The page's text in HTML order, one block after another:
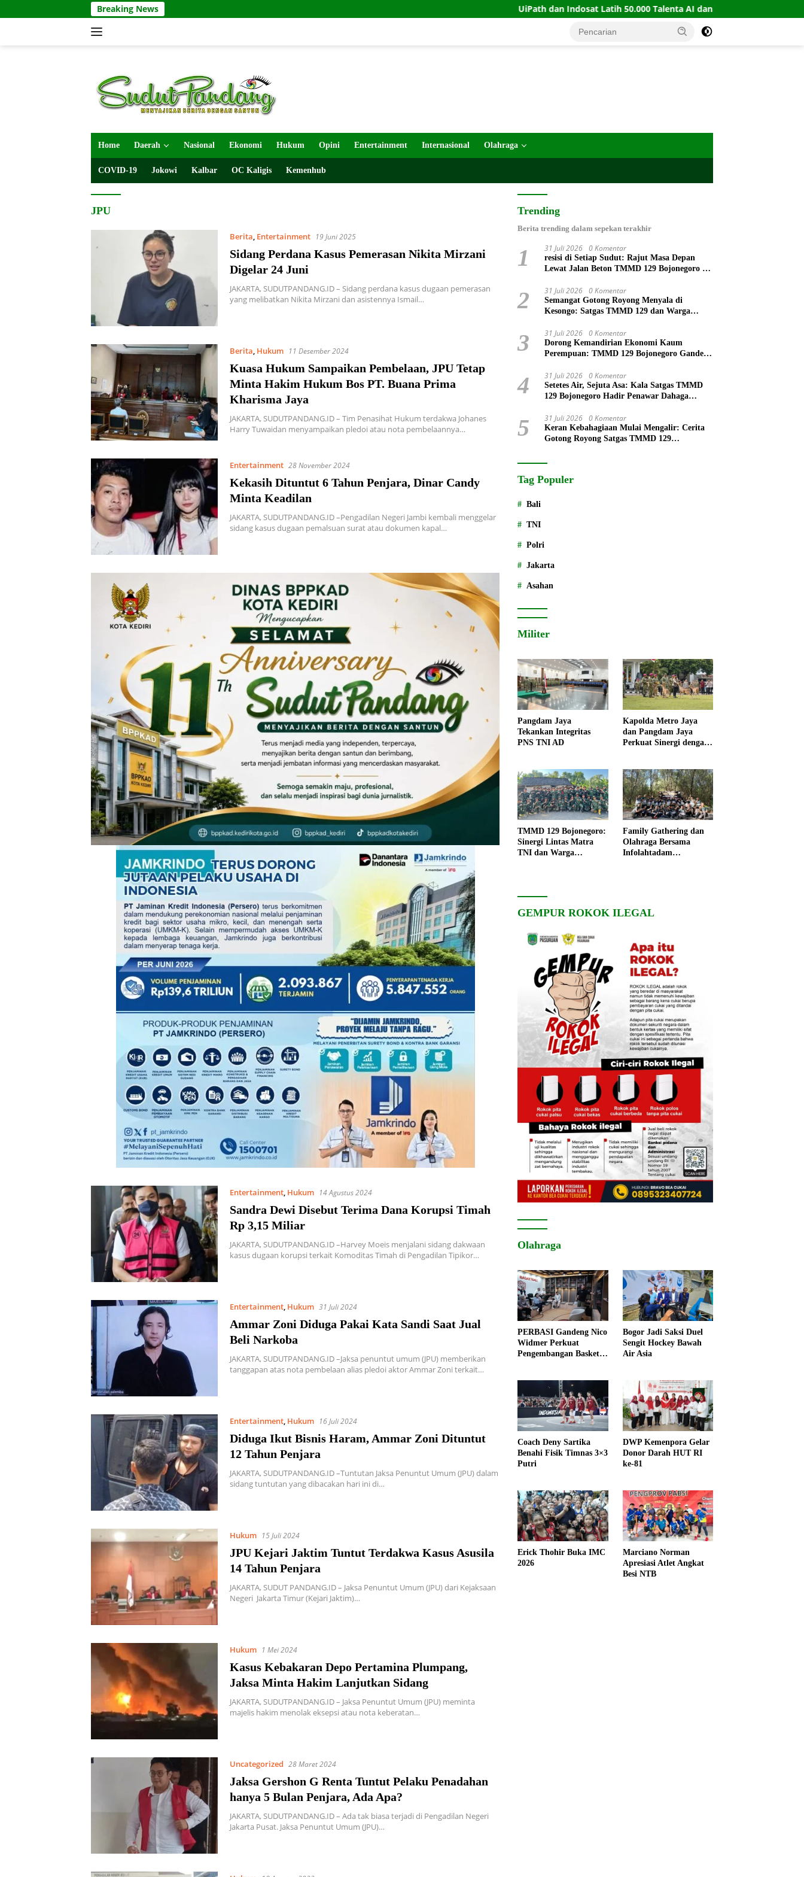
ke
Breaking News UiPath dan Indosat Latih 50.000 Talenta AI dan Automation
Home Daerah Nasional Ekonomi Hukum Opini Entertainment Internasional Olahraga
COVID-19 Jokowi Kalbar OC Kaligis Kemenhub
JPU
Berita, Entertainment 19 Juni 2025
Sidang Perdana Kasus Pemerasan Nikita Mirzani
Digelar 24 Juni
JAKARTA, SUDUTPANDANG.ID – Sidang perdana kasus dugaan pemerasan
yang melibatkan Nikita Mirzani dan asistennya Ismail…
Berita, Hukum 11 Desember 2024
Kuasa Hukum Sampaikan Pembelaan, JPU Tetap
Minta Hakim Hukum Bos PT. Buana Prima
Kharisma Jaya
JAKARTA, SUDUTPANDANG.ID – Tim Penasihat Hukum terdakwa Johanes
Harry Tuwaidan menyampaikan pledoi atau nota pembelaannya…
Entertainment 28 November 2024
Kekasih Dituntut 6 Tahun Penjara, Dinar Candy
Minta Keadilan
JAKARTA, SUDUTPANDANG.ID –Pengadilan Negeri Jambi kembali menggelar
sidang kasus dugaan pemalsuan surat atau dokumen kapal…
Entertainment, Hukum 14 Agustus 2024
Sandra Dewi Disebut Terima Dana Korupsi Timah
Rp 3,15 Miliar
JAKARTA, SUDUTPANDANG.ID –Harvey Moeis menjalani sidang dakwaan
kasus dugaan korupsi terkait Komoditas Timah di Pengadilan Tipikor…
Entertainment, Hukum 31 Juli 2024
Ammar Zoni Diduga Pakai Kata Sandi Saat Jual
Beli Narkoba
JAKARTA, SUDUTPANDANG.ID –Jaksa penuntut umum (JPU) memberikan
tanggapan atas nota pembelaan alias pledoi aktor Ammar Zoni terkait…
Entertainment, Hukum 16 Juli 2024
Diduga Ikut Bisnis Haram, Ammar Zoni Dituntut
12 Tahun Penjara
JAKARTA, SUDUTPANDANG.ID –Tuntutan Jaksa Penuntut Umum (JPU) dalam
sidang tuntutan yang dibacakan hari ini di…
Hukum 15 Juli 2024
JPU Kejari Jaktim Tuntut Terdakwa Kasus Asusila
14 Tahun Penjara
JAKARTA, SUDUT PANDANG.ID – Jaksa Penuntut Umum (JPU) dari Kejaksaan
Negeri Jakarta Timur (Kejari Jaktim)…
Hukum 1 Mei 2024
Kasus Kebakaran Depo Pertamina Plumpang,
Jaksa Minta Hakim Lanjutkan Sidang
JAKARTA, SUDUTPANDANG.ID – Jaksa Penuntut Umum (JPU) meminta
majelis hakim menolak eksepsi atau nota keberatan…
Uncategorized 28 Maret 2024
Jaksa Gershon G Renta Tuntut Pelaku Penadahan
hanya 5 Bulan Penjara, Ada Apa?
JAKARTA, SUDUTPANDANG.ID – Ada tak biasa terjadi di Pengadilan Negeri
Jakarta Pusat. Jaksa Penuntut Umum (JPU)…
Trending
Berita trending dalam sepekan terakhir
1 31 Juli 2026 0 Komentar
resisi di Setiap Sudut: Rajut Masa Depan
Lewat Jalan Beton TMMD 129 Bojonegoro di
2 31 Juli 2026 0 Komentar
Semangat Gotong Royong Menyala di
Kesongo: Satgas TMMD 129 dan Warga
Kardo
3 31 Juli 2026 0 Komentar
Dorong Kemandirian Ekonomi Kaum
Perempuan: TMMD 129 Bojonegoro Gandeng
4 31 Juli 2026 0 Komentar
Setetes Air, Sejuta Asa: Kala Satgas TMMD
129 Bojonegoro Hadir Penawar Dahaga
5 31 Juli 2026 0 Komentar
Keran Kebahagiaan Mulai Mengalir: Cerita
Gotong Royong Satgas TMMD 129
Tag Populer
Bali
TNI
Polri
Jakarta
Asahan
Militer
Pangdam Jaya
Tekankan Integritas
PNS TNI AD
Kapolda Metro Jaya
dan Pangdam Jaya
Perkuat Sinergi dengan
TMMD 129 Bojonegoro:
Sinergi Lintas Matra
TNI dan Warga
Family Gathering dan
Olahraga Bersama
Infolahtadam
GEMPUR ROKOK ILEGAL
Olahraga
PERBASI Gandeng Nico
Widmer Perkuat
Pengembangan Basket
Bogor Jadi Saksi Duel
Sengit Hockey Bawah
Air Asia
Coach Deny Sartika
Benahi Fisik Timnas 3×3
Putri
DWP Kemenpora Gelar
Donor Darah HUT RI
ke-81
Erick Thohir Buka IMC
2026
Marciano Norman
Apresiasi Atlet Angkat
Besi NTB